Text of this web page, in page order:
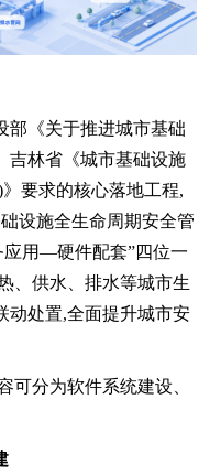
部《关于推进城市基础
吉林省《城市基础设施
要求的核心落地工程,
设施全生命周期安全管
用—硬件配套”四位一
、供水、排水等城市生
动处置,全面提升城市安
可分为软件系统建设、